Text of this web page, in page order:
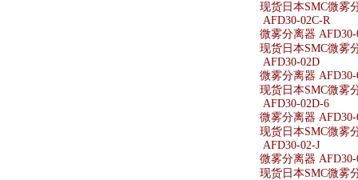
现货日本SMC微雾
AFD30-02C-R
微雾分离器 AFD30-
现货日本SMC微雾
AFD30-02D
微雾分离器 AFD30-
现货日本SMC微雾
AFD30-02D-6
微雾分离器 AFD30-
现货日本SMC微雾
AFD30-02-J
微雾分离器 AFD30-
现货日本SMC微雾